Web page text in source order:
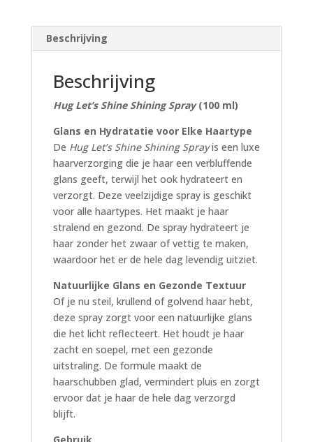
Beschrijving
Beschrijving
Hug Let’s Shine Shining Spray(100 ml)
Glans en Hydratatie voor Elke Haartype
De Hug Let’s Shine Shining Sprayis een luxe
haarverzorging die je haar een verbluffende
glans geeft, terwijl het ook hydrateert en
verzorgt. Deze veelzijdige spray is geschikt
voor alle haartypes. Het maakt je haar
stralend en gezond. De spray hydrateert je
haar zonder het zwaar of vettig te maken,
waardoor het er de hele dag levendig uitziet.
Natuurlijke Glans en Gezonde Textuur
Of je nu steil, krullend of golvend haar hebt,
deze spray zorgt voor een natuurlijke glans
die het licht reflecteert. Het houdt je haar
zacht en soepel, met een gezonde
uitstraling. De formule maakt de
haarschubben glad, vermindert pluis en zorgt
ervoor dat je haar de hele dag verzorgd
blijft.